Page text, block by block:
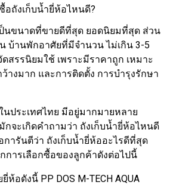
อถังเก็บน้ำยี่ห้อไหนดี?
นขนาดที่ขายดีที่สุด ยอดนิยมที่สุด ส่วน
บ้านพักอาศัยที่มีจำนวน ไม่เกิน 3-5
สรรนิยมใช้ เพราะมีราคาถูก เหมาะ
งมาก และการติดตั้ง การบำรุงรักษา
นประเทศไทย มีอยู่มากมายหลาย
กจะเกิดคำถามว่า ถังเก็บน้ำยี่ห้อไหนดี
ารันตีว่า ถังเก็บน้ำยี่ห้ออะไรดีที่สุด
การเลือกซื้อของลูกค้าดังต่อไปนี้
ห้อดังนี้ PP DOS M-TECH AQUA